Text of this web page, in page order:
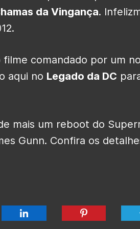
da Vingança.
comandado por um
aqui no Legado da DC
mais um reboot do
Gunn. Confira os